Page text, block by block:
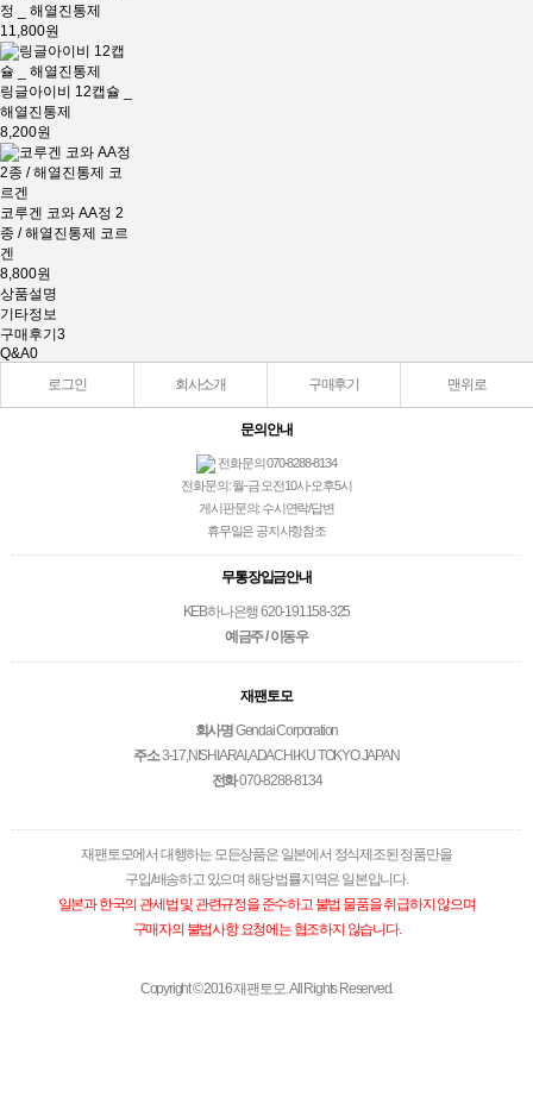
정 _ 해열진통제
11,800원
링글아이비 12캡슐 _
해열진통제
8,200원
코루겐 코와 AA정 2
종 / 해열진통제 코르
겐
8,800원
상품설명
기타정보
구매후기 3
Q&A0
로그인
회사소개 구매후기 맨위로
문의안내
전화문의 070-8288-8134
전화문의: 월-금 오전10시-오후5시
게시판문의: 수시연락/답변
휴무일은 공지사항참조
무통장입금안내
KEB하나은행 620-191158-325
예금주 / 이동우
재팬토모
회사명Gendai Corporation
주소3-17,NISHIARAI,ADACHI-KU TOKYO JAPAN
전화070-8288-8134
재팬토모에서 대행하는 모든상품은 일본에서 정식제조된 정품만을
구입/배송하고 있으며 해당 법률지역은 일본입니다.
일본과 한국의 관세법 및 관련규정을 준수하고 불법 물품을 취급하지 않으며
구매자의 불법사항 요청에는 협조하지 않습니다.
Copyright © 2016 재팬토모. All Rights Reserved.